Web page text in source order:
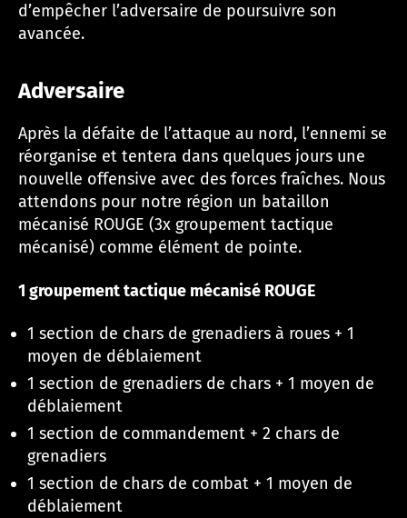
d’empêcher l’adversaire de poursuivre son
avancée.
Adversaire
Après la défaite de l’attaque au nord, l’ennemi se
réorganise et tentera dans quelques jours une
nouvelle offensive avec des forces fraîches. Nous
attendons pour notre région un bataillon
mécanisé ROUGE (3x groupement tactique
mécanisé) comme élément de pointe.
1 groupement tactique mécanisé ROUGE
1 section de chars de grenadiers à roues + 1
moyen de déblaiement
1 section de grenadiers de chars + 1 moyen de
déblaiement
1 section de commandement + 2 chars de
grenadiers
1 section de chars de combat + 1 moyen de
déblaiement